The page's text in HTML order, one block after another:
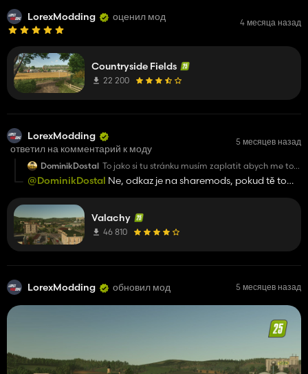
LorexModding оценил мод 4 месяца назад
Countryside Fields
22 200
LorexModding
ответил на комментарий к моду
5 месяцев назад
DominikDostal To jako si tu stránku musím zaplatit abych me to
slo stahnout? :D :D
https://www.dreamstime.com/royalty-free-
Myslim toto, to po me chce furt kartu vložit
@DominikDostal Ne, odkaz je na sharemods, pokud tě to
Valachy
46 810
LorexModding обновил мод 5 месяцев назад